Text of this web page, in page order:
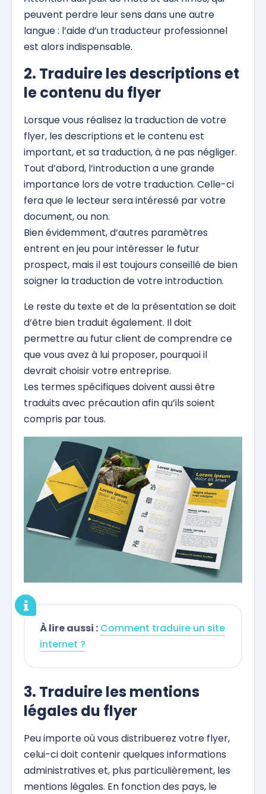
peuvent perdre leur sens dans une autre
langue : l’aide d’un traducteur professionnel
est alors indispensable.
2. Traduire les descriptions et
le contenu du flyer
Lorsque vous réalisez la traduction de votre
flyer, les descriptions et le contenu est
important, et sa traduction, à ne pas négliger.
Tout d’abord, l’introduction a une grande
importance lors de votre traduction. Celle-ci
fera que le lecteur sera intéressé par votre
document, ou non.
Bien évidemment, d’autres paramètres
entrent en jeu pour intéresser le futur
prospect, mais il est toujours conseillé de bien
soigner la traduction de votre introduction.
Le reste du texte et de la présentation se doit
d’être bien traduit également. Il doit
permettre au futur client de comprendre ce
que vous avez à lui proposer, pourquoi il
devrait choisir votre entreprise.
Les termes spécifiques doivent aussi être
traduits avec précaution afin qu’ils soient
compris par tous.
À lire aussi : Comment traduire un site
internet ?
3. Traduire les mentions
légales du flyer
Peu importe où vous distribuerez votre flyer,
celui-ci doit contenir quelques informations
administratives et, plus particulièrement, les
mentions légales. En fonction des pays, le